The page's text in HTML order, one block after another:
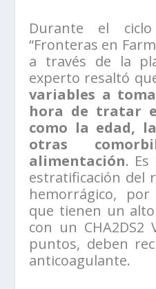
Durante el
“Fronteras en
a través de la
experto resaltó
variables a
hora de tratar
como la edad,
otras
alimentación.
estratificación del
hemorrágico,
que tienen un
con un CHA2DS2
puntos, deben
anticoagulante.